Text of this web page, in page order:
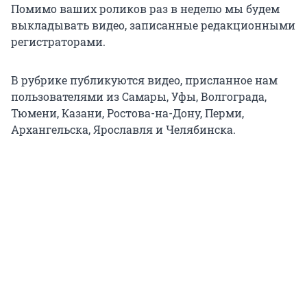
Помимо ваших роликов раз в неделю мы будем
выкладывать видео, записанные редакционными
регистраторами.
В рубрике публикуются видео, присланное нам
пользователями из Самары, Уфы, Волгограда,
Тюмени, Казани, Ростова-на-Дону, Перми,
Архангельска, Ярославля и Челябинска.